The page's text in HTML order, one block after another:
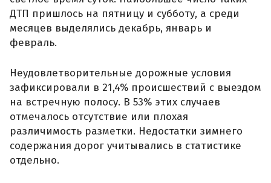
ДТП пришлось на пятницу и субботу, а среди
месяцев выделялись декабрь, январь и
февраль.
Неудовлетворительные дорожные условия
зафиксировали в 21,4% происшествий с выездом
на встречную полосу. В 53% этих случаев
отмечалось отсутствие или плохая
различимость разметки. Недостатки зимнего
содержания дорог учитывались в статистике
отдельно.